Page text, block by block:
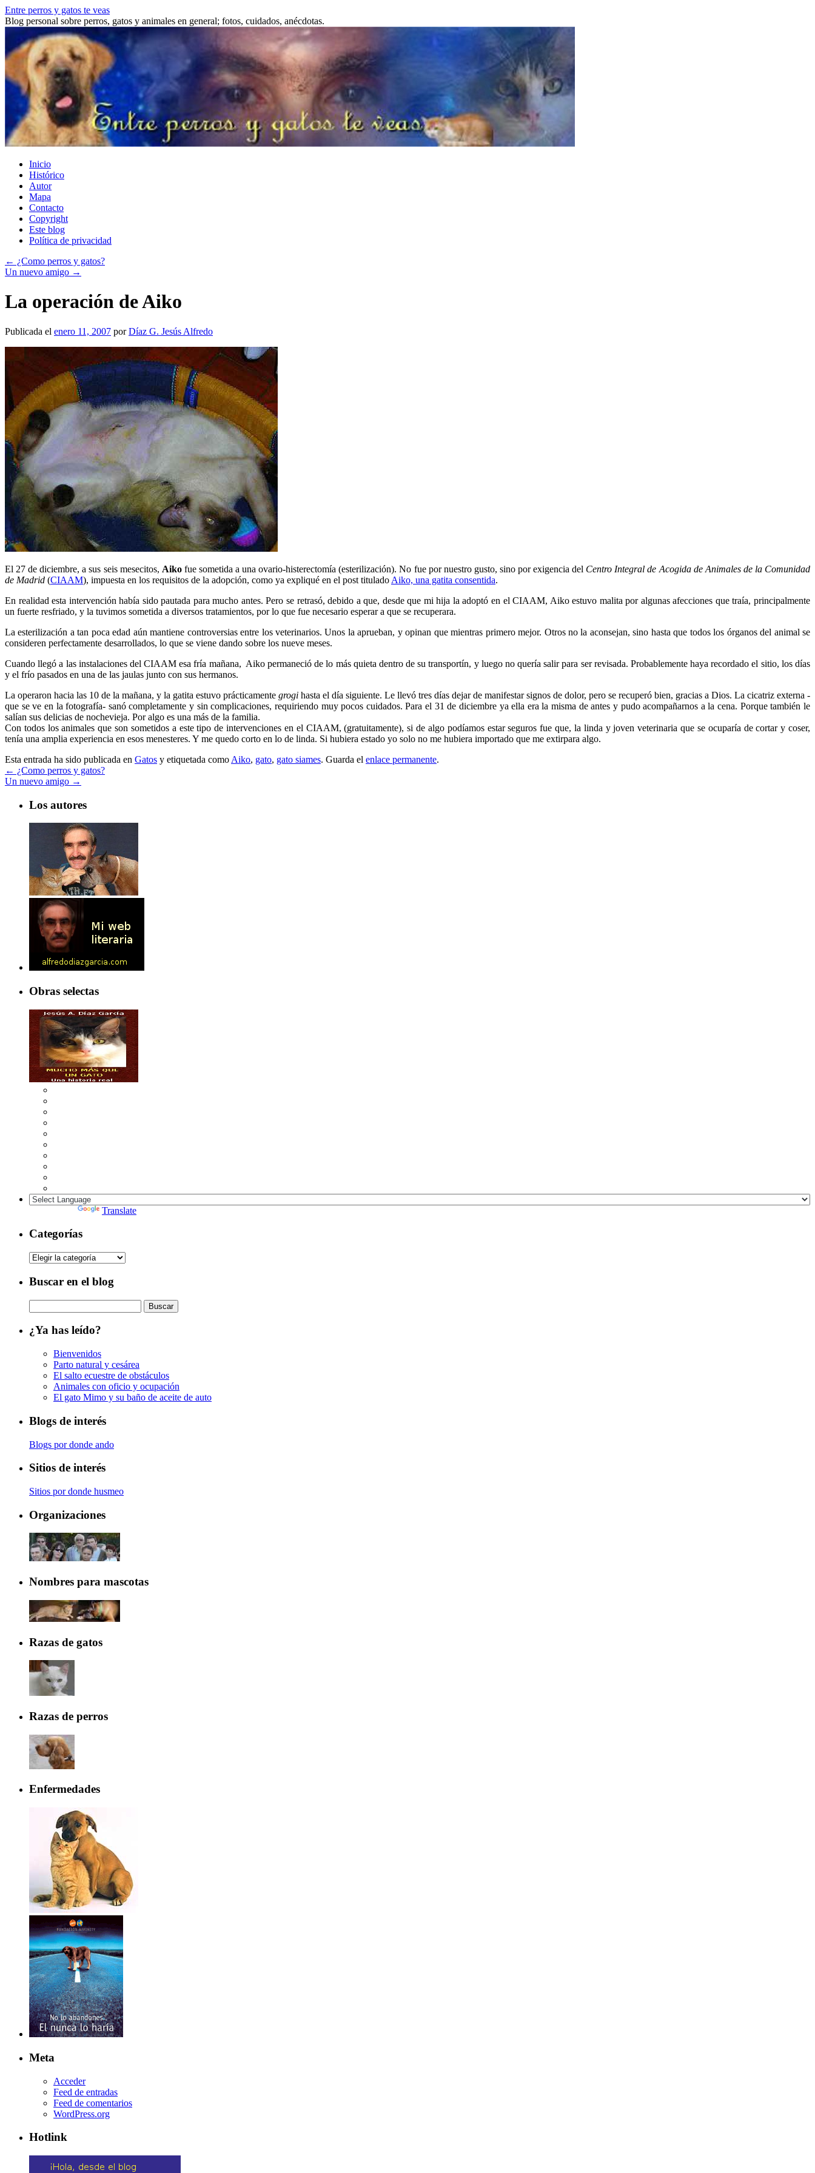
Saltar
al
contenido
Entre perros y gatos te veas
Blog personal sobre perros, gatos y animales en general; fotos, cuidados, anécdotas.
Inicio
Histórico
Autor
Mapa
Contacto
Copyright
Este blog
Política de privacidad
← ¿Como perros y gatos?
Un nuevo amigo →
La operación de Aiko
Publicada el enero 11, 2007 por Díaz G. Jesús Alfredo
El 27 de diciembre, a sus seis mesecitos, Aikofue sometida a una ovario-histerectomía (esterilización). No fue por nuestro gusto, sino por exigencia del Centro Integral de Acogida de Animales de la Comunidad
de Madrid (CIAAM), impuesta en los requisitos de la adopción, como ya expliqué en el post titulado Aiko, una gatita consentida.
En realidad esta intervención había sido pautada para mucho antes. Pero se retrasó, debido a que, desde que mi hija la adoptó en el CIAAM, Aiko estuvo malita por algunas afecciones que traía, principalmente
un fuerte resfriado, y la tuvimos sometida a diversos tratamientos, por lo que fue necesario esperar a que se recuperara.
La esterilización a tan poca edad aún mantiene controversias entre los veterinarios. Unos la aprueban, y opinan que mientras primero mejor. Otros no la aconsejan, sino hasta que todos los órganos del animal se
consideren perfectamente desarrollados, lo que se viene dando sobre los nueve meses.
Cuando llegó a las instalaciones del CIAAM esa fría mañana, Aiko permaneció de lo más quieta dentro de su transportín, y luego no quería salir para ser revisada. Probablemente haya recordado el sitio, los días
y el frío pasados en una de las jaulas junto con sus hermanos.
La operaron hacia las 10 de la mañana, y la gatita estuvo prácticamente grogi hasta el día siguiente. Le llevó tres días dejar de manifestar signos de dolor, pero se recuperó bien, gracias a Dios. La cicatriz externa -
que se ve en la fotografía- sanó completamente y sin complicaciones, requiriendo muy pocos cuidados. Para el 31 de diciembre ya ella era la misma de antes y pudo acompañarnos a la cena. Porque también le
salían sus delicias de nochevieja. Por algo es una más de la familia.
Con todos los animales que son sometidos a este tipo de intervenciones en el CIAAM, (gratuitamente), si de algo podíamos estar seguros fue que, la linda y joven veterinaria que se ocuparía de cortar y coser,
tenía una amplia experiencia en esos menesteres. Y me quedo corto en lo de linda. Si hubiera estado yo solo no me hubiera importado que me extirpara algo.
Esta entrada ha sido publicada en Gatos y etiquetada como Aiko, gato, gato siames. Guarda el enlace permanente.
← ¿Como perros y gatos?
Un nuevo amigo →
Los autores
Obras selectas
Translate
Categorías
Categorías
Buscar en el blog
¿Ya has leído?
Bienvenidos
Parto natural y cesárea
El salto ecuestre de obstáculos
Animales con oficio y ocupación
El gato Mimo y su baño de aceite de auto
Blogs de interés
Blogs por donde ando
Sitios de interés
Sitios por donde husmeo
Organizaciones
Nombres para mascotas
Razas de gatos
Razas de perros
Enfermedades
Meta
Acceder
Feed de entradas
Feed de comentarios
WordPress.org
Hotlink